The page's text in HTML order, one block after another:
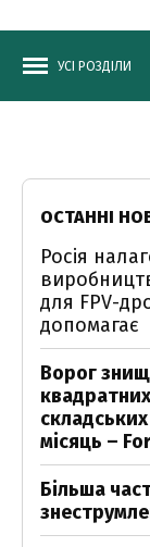
УСІ РОЗДІЛИ
ОСТАННІ
Росія
для FPV-
допомагає
Ворог
місяць –
Більша